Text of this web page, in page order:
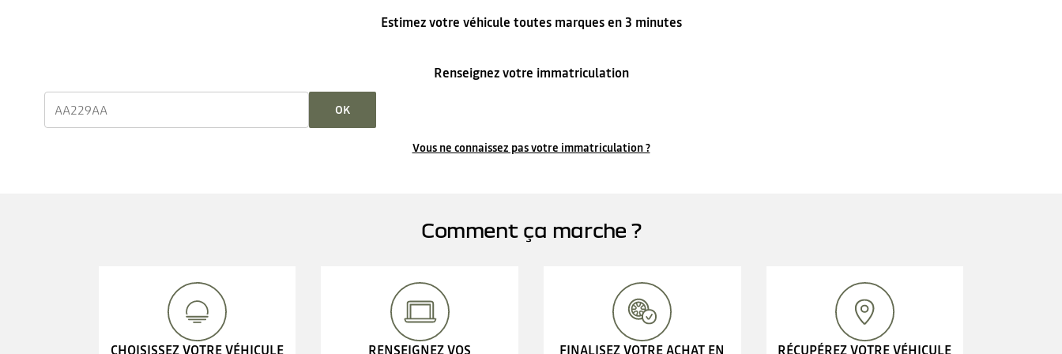
Estimez votre véhicule toutes marques en 3 minutes
Renseignez votre immatriculation
OK
Vous ne connaissez pas votre immatriculation ?
Comment ça marche ?
CHOISISSEZ VOTRE VÉHICULE RENSEIGNEZ VOS FINALISEZ VOTRE ACHAT EN RÉCUPÉREZ VOTRE VÉHICULE